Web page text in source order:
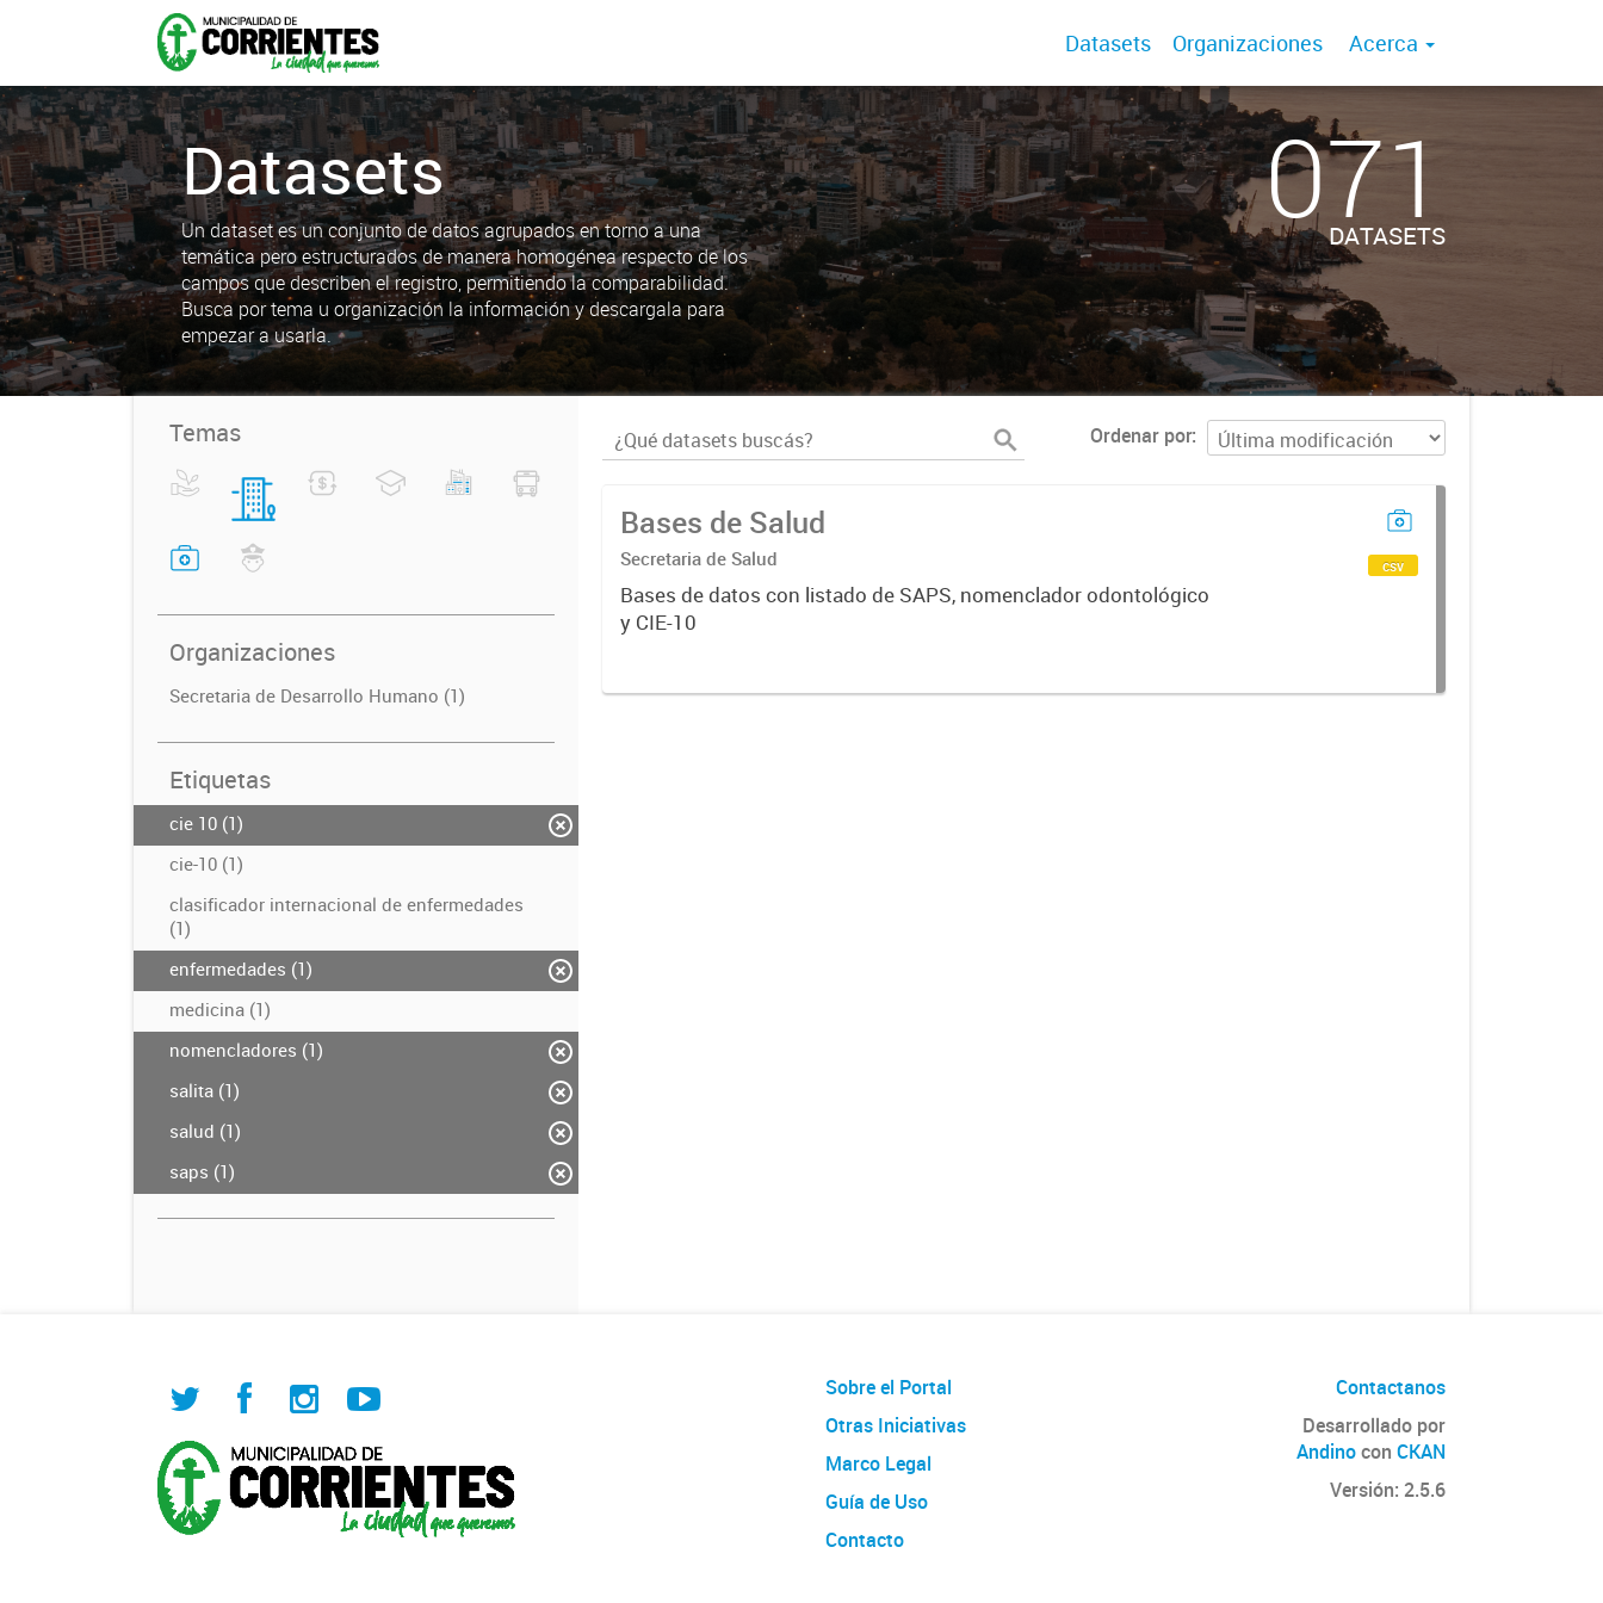
Datasets Organizaciones Acerca
Datasets
Un dataset es un conjunto de datos agrupados en torno a una
temática pero estructurados de manera homogénea respecto de los
campos que describen el registro, permitiendo la comparabilidad.
Busca por tema u organización la información y descargala para
empezar a usarla.
071
DATASETS
Temas
Organizaciones
Secretaria de Desarrollo Humano (1)
Etiquetas
cie 10 (1)
cie-10 (1)
clasificador internacional de enfermedades
(1)
enfermedades (1)
medicina (1)
nomencladores (1)
salita (1)
salud (1)
saps (1)
Ordenar por
Bases de Salud
Secretaria de Salud
Bases de datos con listado de SAPS, nomenclador odontológico
y CIE-10
csv
Sobre el Portal
Otras Iniciativas
Marco Legal
Guía de Uso
Contacto
Contactanos
Desarrollado por
Andinocon CKAN
Versión: 2.5.6